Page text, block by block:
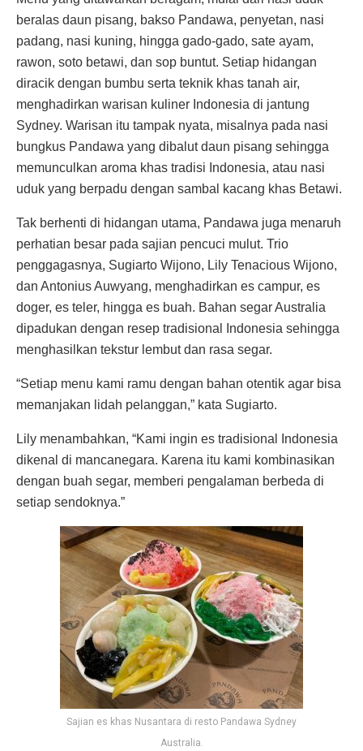
beralas daun pisang, bakso Pandawa, penyetan, nasi
padang, nasi kuning, hingga gado-gado, sate ayam,
rawon, soto betawi, dan sop buntut. Setiap hidangan
diracik dengan bumbu serta teknik khas tanah air,
menghadirkan warisan kuliner Indonesia di jantung
Sydney. Warisan itu tampak nyata, misalnya pada nasi
bungkus Pandawa yang dibalut daun pisang sehingga
memunculkan aroma khas tradisi Indonesia, atau nasi
uduk yang berpadu dengan sambal kacang khas Betawi.
Tak berhenti di hidangan utama, Pandawa juga menaruh
perhatian besar pada sajian pencuci mulut. Trio
penggagasnya, Sugiarto Wijono, Lily Tenacious Wijono,
dan Antonius Auwyang, menghadirkan es campur, es
doger, es teler, hingga es buah. Bahan segar Australia
dipadukan dengan resep tradisional Indonesia sehingga
menghasilkan tekstur lembut dan rasa segar.
“Setiap menu kami ramu dengan bahan otentik agar bisa
memanjakan lidah pelanggan,” kata Sugiarto.
Lily menambahkan, “Kami ingin es tradisional Indonesia
dikenal di mancanegara. Karena itu kami kombinasikan
dengan buah segar, memberi pengalaman berbeda di
setiap sendoknya.”
Sajian es khas Nusantara di resto Pandawa Sydney
Australia.